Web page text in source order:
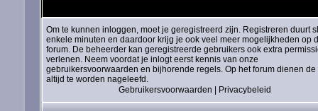
Om te kunnen inloggen, moet je geregistreerd zijn. Registreren duurt
enkele minuten en daardoor krijg je ook veel meer mogelijkheden op
forum. De beheerder kan geregistreerde gebruikers ook extra
verlenen. Neem voordat je inlogt eerst kennis van onze
gebruikersvoorwaarden en bijhorende regels. Op het forum dienen de
altijd te worden nageleefd.
Gebruikersvoorwaarden
Privacybeleid